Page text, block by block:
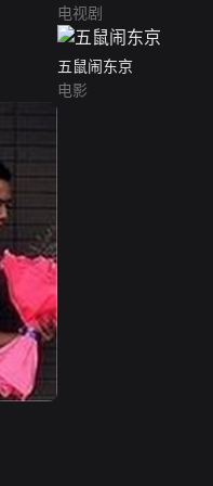
电视剧
五鼠闹东京
电影